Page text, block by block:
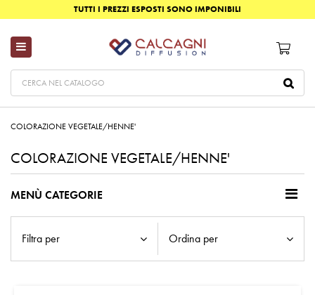
TUTTI I PREZZI ESPOSTI SONO IMPONIBILI
COLORAZIONE VEGETALE/HENNE'
COLORAZIONE VEGETALE/HENNE'
MENÙ CATEGORIE
Filtra per Ordina per